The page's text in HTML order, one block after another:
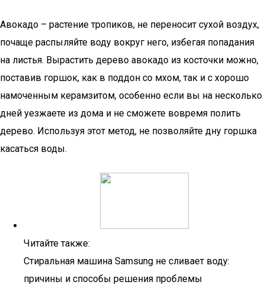
Авокадо – растение тропиков, не переносит сухой воздух,
почаще распыляйте воду вокруг него, избегая попадания
на листья. Вырастить дерево авокадо из косточки можно,
поставив горшок, как в поддон со мхом, так и с хорошо
намоченным керамзитом, особенно если вы на несколько
дней уезжаете из дома и не сможете вовремя полить
дерево. Используя этот метод, не позволяйте дну горшка
касаться воды.
Читайте также:
Стиральная машина Samsung не сливает воду:
причины и способы решения проблемы